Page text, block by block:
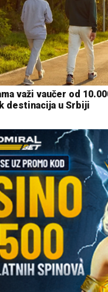
važi vaučer od
destinacija u Srbiji